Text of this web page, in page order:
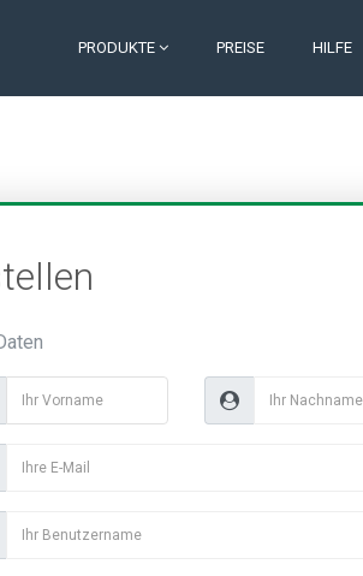
PRODUKTE PREISE HILFE